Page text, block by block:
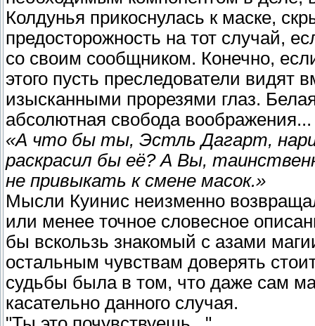
Колдунья прикоснулась к маске,
предосторожность на тот случай,
со своим сообщником. Конечно,
этого пусть преследователи
изысканными прорезями глаз.
абсолютная свобода
«А что бы ты, Эстль Дагарт,
раскрасил бы её? А Вы,
не привыкать к смене масок.»
Мысли Куинис неизменно
или менее точное словесное
бы вскользь знакомый с азами
остальным чувствам доверять
судьбы была в том, что даже сам
касательно данного случая.